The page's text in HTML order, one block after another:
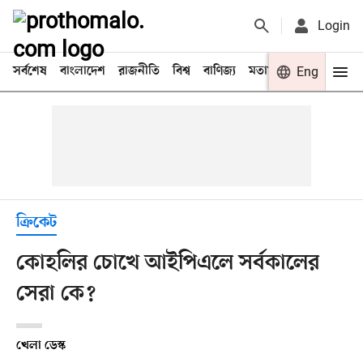
Login
সর্বশেষ বাংলাদেশ রাজনীতি বিশ্ব বাণিজ্য মতামত খেলা
Eng
ক্রিকেট
কোহলির চোখে আইপিএলে সর্বকালের
সেরা কে?
খেলা ডেস্ক